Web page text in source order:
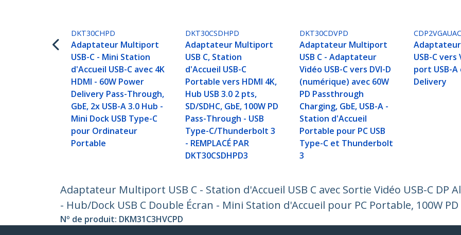
DKT30CHPD
Adaptateur Multiport
USB-C - Mini Station
d'Accueil USB-C avec 4K
HDMI - 60W Power
Delivery Pass-Through,
GbE, 2x USB-A 3.0 Hub -
Mini Dock USB Type-C
pour Ordinateur
Portable
DKT30CSDHPD
Adaptateur Multiport
USB C, Station
d'Accueil USB-C
Portable vers HDMI 4K,
Hub USB 3.0 2 pts,
SD/SDHC, GbE, 100W PD
Pass-Through - USB
Type-C/Thunderbolt 3
- REMPLACÉ PAR
DKT30CSDHPD3
DKT30CDVPD
Adaptateur Multiport
USB C - Adaptateur
Vidéo USB-C vers DVI-D
(numérique) avec 60W
PD Passthrough
Charging, GbE, USB-A -
Station d'Accueil
Portable pour PC USB
Type-C et Thunderbolt
3
USB-C vers
port USB-
Delivery
Adaptateur Multiport USB C - Station d'Accueil USB C avec Sortie Vidéo USB-C DP
- Hub/Dock USB C Double Écran - Mini Station d'Accueil pour PC Portable, 100W
Nº de produit: DKM31C3HVCPD